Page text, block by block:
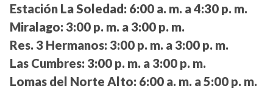
Estación La Soledad: 6:00 a. m. a 4:30 p. m.
Miralago: 3:00 p. m. a 3:00 p. m.
Res. 3 Hermanos: 3:00 p. m. a 3:00 p. m.
Las Cumbres: 3:00 p. m. a 3:00 p. m.
Lomas del Norte Alto: 6:00 a. m. a 5:00 p. m.